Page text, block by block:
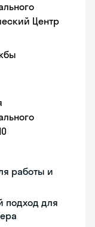
Центр
работы и
подход для